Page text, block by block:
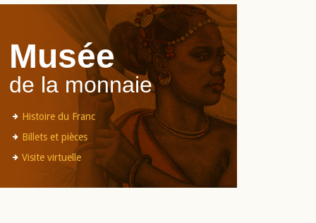
Musée
de la monnaie
Histoire du Franc
Billets et pièces
Visite virtuelle